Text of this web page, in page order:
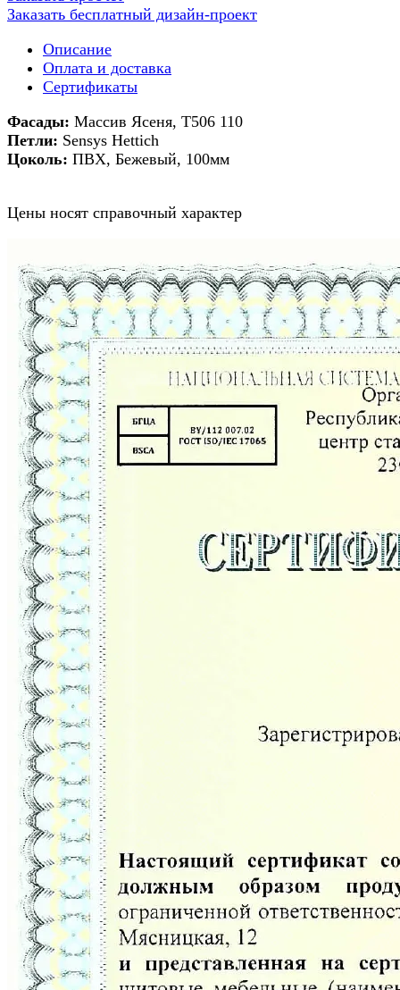
Заказать бесплатный дизайн-проект
Описание
Оплата и доставка
Сертификаты
Фасады: Массив Ясеня, Т506 110
Петли: Sensys Hettich
Цоколь: ПВХ, Бежевый, 100мм
Цены носят справочный характер